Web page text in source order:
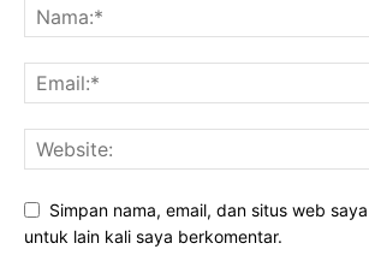
Simpan nama, email, dan situs web
untuk lain kali saya berkomentar.